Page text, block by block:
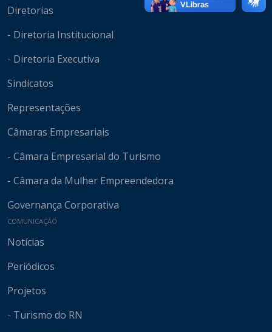
Diretorias
- Diretoria Institucional
- Diretoria Executiva
Sindicatos
Representações
Câmaras Empresariais
- Câmara Empresarial do Turismo
- Câmara da Mulher Empreendedora
Governança Corporativa
COMUNICAÇÃO
Notícias
Periódicos
Projetos
- Turismo do RN